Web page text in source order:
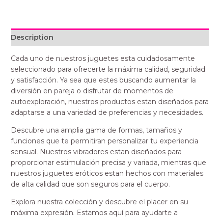
Description
Cada uno de nuestros juguetes esta cuidadosamente
seleccionado para ofrecerte la máxima calidad, seguridad
y satisfacción. Ya sea que estes buscando aumentar la
diversión en pareja o disfrutar de momentos de
autoexploración, nuestros productos estan diseñados para
adaptarse a una variedad de preferencias y necesidades.
Descubre una amplia gama de formas, tamaños y
funciones que te permitiran personalizar tu experiencia
sensual. Nuestros vibradores estan diseñados para
proporcionar estimulación precisa y variada, mientras que
nuestros juguetes eróticos estan hechos con materiales
de alta calidad que son seguros para el cuerpo.
Explora nuestra colección y descubre el placer en su
máxima expresión. Estamos aquí para ayudarte a